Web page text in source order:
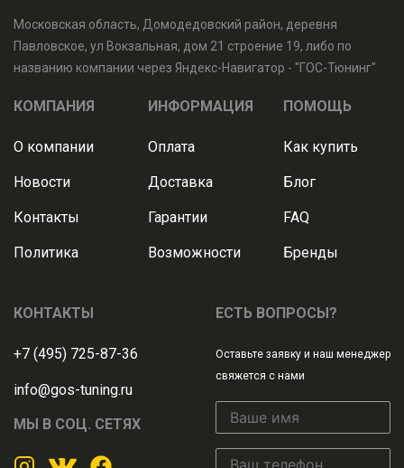
Московская область, Домодедовский район, деревня
Павловское, ул Вокзальная, дом 21 строение 19, либо по
названию компании через Яндекс-Навигатор - "ГОС-Тюнинг"
КОМПАНИЯ
О компании
Новости
Контакты
Политика
ИНФОРМАЦИЯ
Оплата
Доставка
Гарантии
Возможности
ПОМОЩЬ
Как купить
Блог
FAQ
Бренды
КОНТАКТЫ
+7 (495) 725-87-36
info@gos-tuning.ru
МЫ В СОЦ. СЕТЯХ
ЕСТЬ ВОПРОСЫ?
Оставьте заявку и наш менеджер
свяжется с нами